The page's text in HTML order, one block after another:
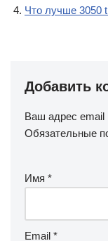
Что лучше 3050
Добавить
Ваш адрес email
Обязательные
Имя *
Email *